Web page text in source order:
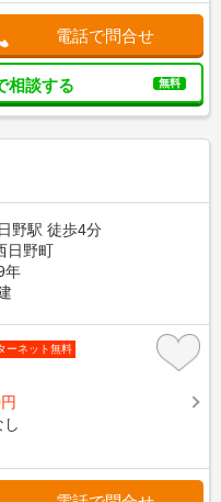
電話で問合せ
相談する 無料
野駅 徒歩4分
日野町
年
ーネット無料
し